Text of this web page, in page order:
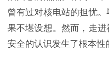
曾有过对核电站的担忧
果不堪设想。然而，走
安全的认识发生了根本性